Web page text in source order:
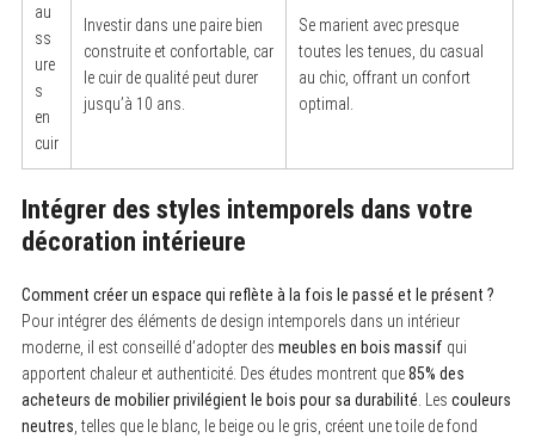
au
ss
ure
s
en
cuir
Investir dans une paire bien
construite et confortable, car
le cuir de qualité peut durer
jusqu’à 10 ans.
Se marient avec presque
toutes les tenues, du casual
au chic, offrant un confort
optimal.
Intégrer des styles intemporels dans votre
décoration intérieure
Comment créer un espace qui reflète à la fois le passé et le présent ?
Pour intégrer des éléments de design intemporels dans un intérieur
moderne, il est conseillé d’adopter des meubles en bois massif qui
apportent chaleur et authenticité. Des études montrent que85% des
acheteurs de mobilier privilégient le bois pour sa durabilité . Les couleurs
neutres , telles que le blanc, le beige ou le gris, créent une toile de fond
S
a
c
r
: